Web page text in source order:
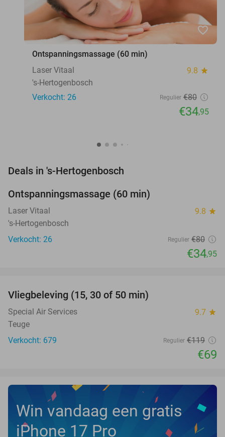
favorite_border
Ontspanningsmassage (60 min)
Laser Vitaal
9.8 star
's-Hertogenbosch
Verkocht: 26
Regulier €80
€34,95
Deals in 's-Hertogenbosch
NEW
TODAY
Ontspanningsmassage (60 min)
Laser Vitaal 9.8 star
's-Hertogenbosch
Verkocht: 26
Regulier €80
€34,95
NEW
TODAY
Vliegbeleving (15, 30 of 50 min)
Special Air Services 9.7 star
Teuge
Verkocht: 679
Regulier €119
€69
Win vandaag een gratis
iPhone 17 Pro